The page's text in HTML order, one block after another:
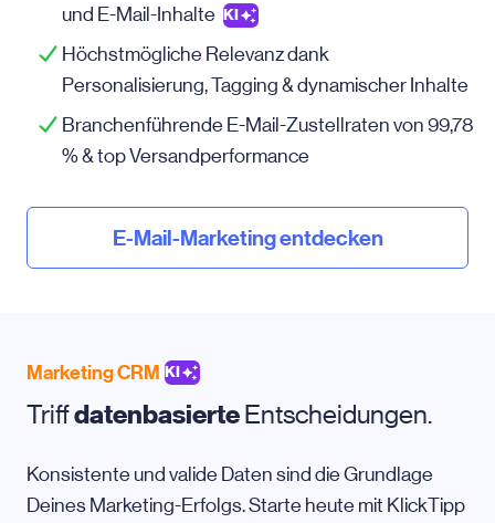
und E-Mail-Inhalte KI
Höchstmögliche Relevanz dank
Personalisierung, Tagging & dynamischer Inhalte
Branchenführende E-Mail-Zustellraten von 99,78
% & top Versandperformance
E-Mail-Marketing entdecken
Marketing CRM KI
TriffdatenbasierteEntscheidungen.
Konsistente und valide Daten sind die Grundlage
Deines Marketing-Erfolgs. Starte heute mit KlickTipp